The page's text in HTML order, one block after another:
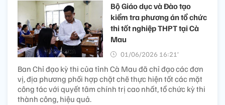
Bộ Giáo dục và Đào tạo
kiểm tra phương án tổ chức
thi tốt nghiệp THPT tại Cà
Mau
01/06/2026 16:21’
Ban Chỉ đạo kỳ thi của tỉnh Cà Mau đã chỉ đạo các đơn
vị, địa phương phối hợp chặt chẽ thực hiện tốt các mặt
công tác với quyết tâm chính trị cao nhất, tổ chức kỳ thi
thành công, hiệu quả.